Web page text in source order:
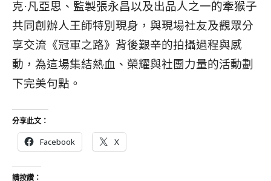
克·凡亞思、監製張永昌以及出品人之一的牽猴子
共同創辦人王師特別現身，與現場社友及觀眾分
享交流《冠軍之路》背後艱辛的拍攝過程與感
動，為這場集結熱血、榮耀與社團力量的活動劃
下完美句點。
分享此文：
Facebook X
請按讚：